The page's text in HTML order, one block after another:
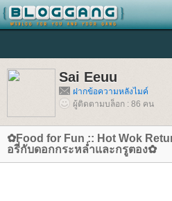
Sai Eeuu
ฝากข้อความหลังไมค์
ผู้ติดตามบล็อก : 86 คน
✿Food for Fun :: Hot Wok
อรี่กับดอกกระหล่ำและกรูตอง✿